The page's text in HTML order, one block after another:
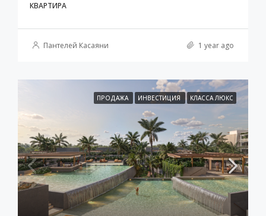
КВАРТИРА
Пантелей Касаяни 1 year ago
ПРОДАЖА ИНВЕСТИЦИЯ КЛАССА ЛЮКС